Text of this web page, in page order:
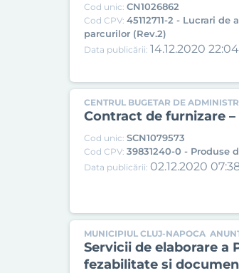
Cod unic: CN1026862
Cod CPV: 45112711-2 - Lucrari
parcurilor (Rev.2)
Data publicării: 14.12.2020 22:04
CENTRUL BUGETAR DE
Contract de furnizare
Cod unic: SCN1079573
Cod CPV: 39831240-0 - Produse
Data publicării: 02.12.2020
MUNICIPIUL CLUJ-NAPOCA
Servicii de elaborare
fezabilitate si